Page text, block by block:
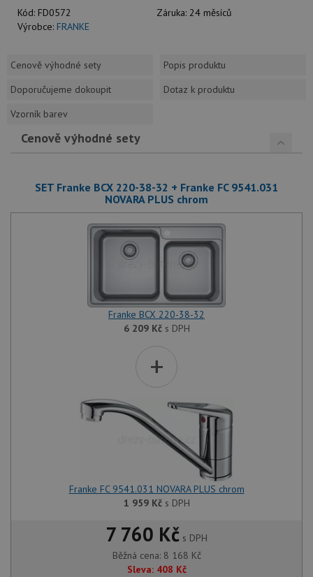
Kód: FD0572 Záruka: 24 měsíců
Výrobce: FRANKE
Cenově výhodné sety
Popis produktu
Doporučujeme dokoupit
Dotaz k produktu
Vzorník barev
Cenově výhodné sety
SET Franke BCX 220-38-32 + Franke FC 9541.031
NOVARA PLUS chrom
Franke BCX 220-38-32
6 209 Kčs DPH
+
Franke FC 9541.031 NOVARA PLUS chrom
1 959 Kčs DPH
7 760 Kč s DPH
Běžná cena: 8 168 Kč
Sleva: 408 Kč